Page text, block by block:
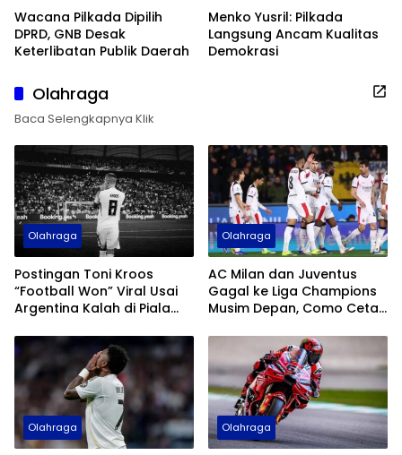
Wacana Pilkada Dipilih
DPRD, GNB Desak
Keterlibatan Publik Daerah
Menko Yusril: Pilkada
Langsung Ancam Kualitas
Demokrasi
Olahraga
Baca Selengkapnya Klik
Olahraga
Postingan Toni Kroos
“Football Won” Viral Usai
Argentina Kalah di Piala
Olahraga
AC Milan dan Juventus
Gagal ke Liga Champions
Musim Depan, Como Cetak
Olahraga Olahraga